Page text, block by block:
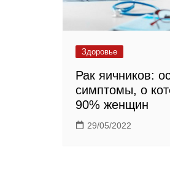
Здоровье
Рак яичников:
симптомы, о
90% женщин
29/05/2022